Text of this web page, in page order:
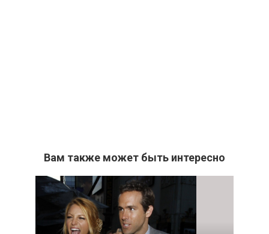
Вам также может быть интересно